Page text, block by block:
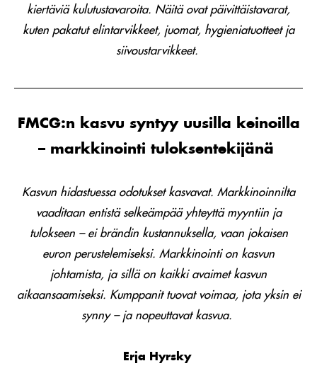
kiertäviä kulutustavaroita. Näitä ovat päivittäistavarat,
kuten pakatut elintarvikkeet, juomat, hygieniatuotteet ja
siivoustarvikkeet.
FMCG:n kasvu syntyy uusilla keinoilla
– markkinointi tuloksentekijänä
Kasvun hidastuessa odotukset kasvavat. Markkinoinnilta
vaaditaan entistä selkeämpää yhteyttä myyntiin ja
tulokseen – ei brändin kustannuksella, vaan jokaisen
euron perustelemiseksi. Markkinointi on kasvun
johtamista, ja sillä on kaikki avaimet kasvun
aikaansaamiseksi. Kumppanit tuovat voimaa, jota yksin ei
synny – ja nopeuttavat kasvua.
Erja Hyrsky